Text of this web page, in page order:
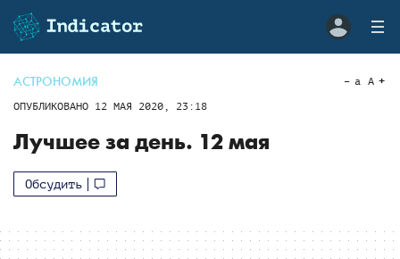
АСТРОНОМИЯ
ОПУБЛИКОВАНО 12 МАЯ 2020, 23:18
a A
Лучшее за день. 12 мая
Обсудить